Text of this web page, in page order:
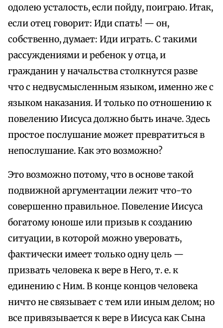
одолею усталость, если пойду, поиграю. Итак,
если отец говорит: Иди спать! — он,
собственно, думает: Иди играть. С такими
рассуждениями и ребенок у отца, и
гражданин у начальства столкнутся разве
что с недвусмысленным языком, именно же с
языком наказания. И только по отношению к
повелению Иисуса должно быть иначе. Здесь
простое послушание может превратиться в
непослушание. Как это возможно?
Это возможно потому, что в основе такой
подвижной аргументации лежит что-то
совершенно правильное. Повеление Иисуса
богатому юноше или призыв к созданию
ситуации, в которой можно уверовать,
фактически имеет только одну цель —
призвать человека к вере в Него, т. е. к
единению с Ним. В конце концов человека
ничто не связывает с тем или иным делом; но
все привязывается к вере в Иисуса как Сына